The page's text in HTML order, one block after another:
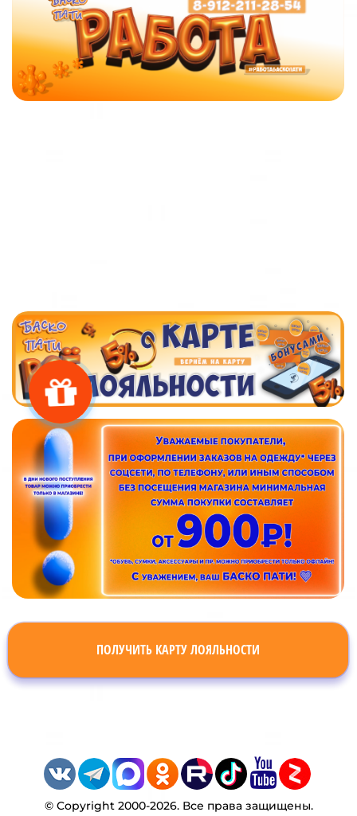
ПОЛУЧИТЬ КАРТУ ЛОЯЛЬНОСТИ
© Copyright 2000-2026. Все права защищены.